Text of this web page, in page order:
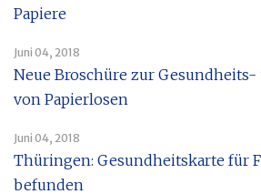
Papiere
Juni 04, 2018
Neue Broschüre zur
von Papierlosen
Juni 04, 2018
Thüringen: Gesundheitskarte für
befunden